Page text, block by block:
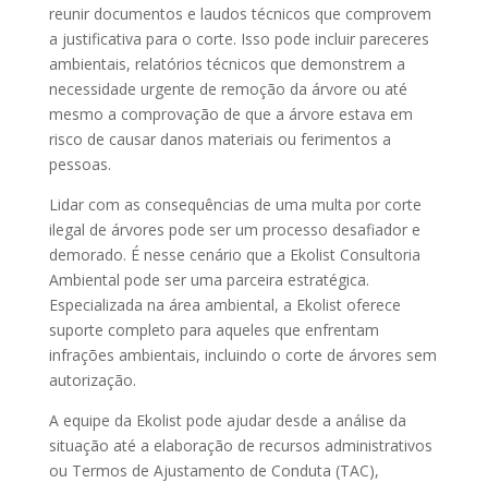
reunir documentos e laudos técnicos que comprovem
a justificativa para o corte. Isso pode incluir pareceres
ambientais, relatórios técnicos que demonstrem a
necessidade urgente de remoção da árvore ou até
mesmo a comprovação de que a árvore estava em
risco de causar danos materiais ou ferimentos a
pessoas.
Lidar com as consequências de uma multa por corte
ilegal de árvores pode ser um processo desafiador e
demorado. É nesse cenário que a Ekolist Consultoria
Ambiental pode ser uma parceira estratégica.
Especializada na área ambiental, a Ekolist oferece
suporte completo para aqueles que enfrentam
infrações ambientais, incluindo o corte de árvores sem
autorização.
A equipe da Ekolist pode ajudar desde a análise da
situação até a elaboração de recursos administrativos
ou Termos de Ajustamento de Conduta (TAC),